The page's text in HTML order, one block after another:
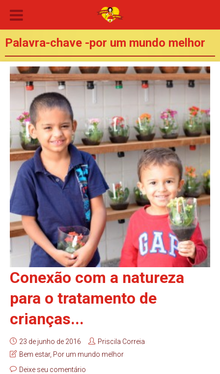
Palavra-chave -por um mundo melhor
Conexão com a natureza
para o tratamento de
crianças...
23 de junho de 2016
Priscila Correia
Bem estar, Por um mundo melhor
Deixe seu comentário